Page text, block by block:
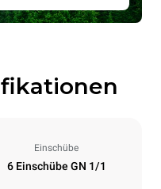
Einschübe
6 Einschübe GN 1/1